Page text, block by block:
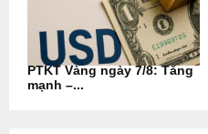
PTKT Vàng ngày 7/8: Tăng
mạnh –...